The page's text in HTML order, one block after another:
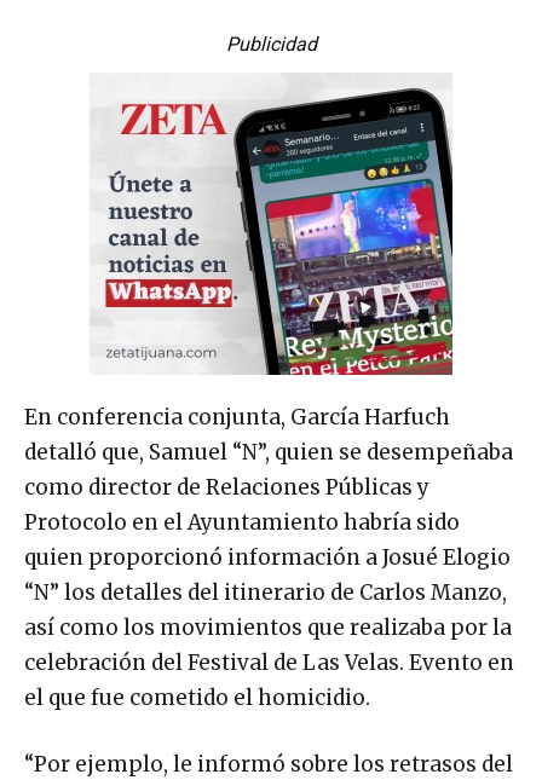
Publicidad
En conferencia conjunta, García Harfuch
detalló que, Samuel “N”, quien se desempeñaba
como director de Relaciones Públicas y
Protocolo en el Ayuntamiento habría sido
quien proporcionó información a Josué Elogio
“N” los detalles del itinerario de Carlos Manzo,
así como los movimientos que realizaba por la
celebración del Festival de Las Velas. Evento en
el que fue cometido el homicidio.
“Por ejemplo, le informó sobre los retrasos del